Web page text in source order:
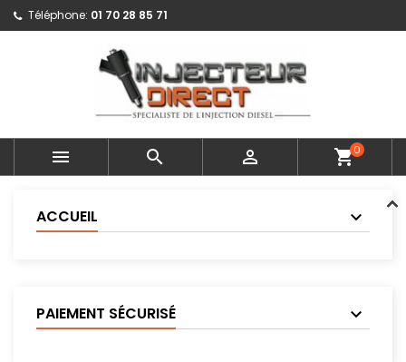
Téléphone: 01 70 28 85 71
   shopping_cart0
ACCUEIL
PAIEMENT SÉCURISÉ